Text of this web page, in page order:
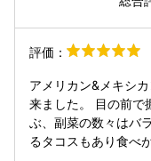
評価：
アメリカン&メキシ
来ました。 目の前で
ぶ、副菜の数々はバ
るタコスもあり食べ